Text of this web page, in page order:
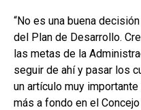
“No es una buena
del Plan de Desarrollo.
las metas de la
seguir de ahí y pasar los
un artículo muy
más a fondo en el